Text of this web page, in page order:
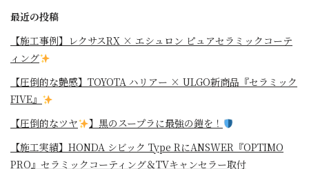
最近の投稿
【施工事例】レクサスRX × エシュロン ピュアセラミックコーテ
ィング
【圧倒的な艶感】TOYOTA ハリアー × ULGO新商品『セラミック
FIVE』
【圧倒的なツヤ
】黒のスープラに最強の鎧を！
⁡【施工実績】HONDA シビック Type RにANSWER『OPTIMO
PRO』セラミックコーティング＆TVキャンセラー取付